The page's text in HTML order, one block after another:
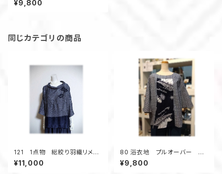
¥9,800
同じカテゴリの商品
121 1点物 総絞り羽織リメイ
ク プルオーバーブラウス ３シ
ーズン ツイスト衿 黒 リラッ
¥11,000
80 浴衣地 プルオーバー コ
アラ柄 オーストラリア オペラ
ハウス 涼しい フレアスリー
¥9,800